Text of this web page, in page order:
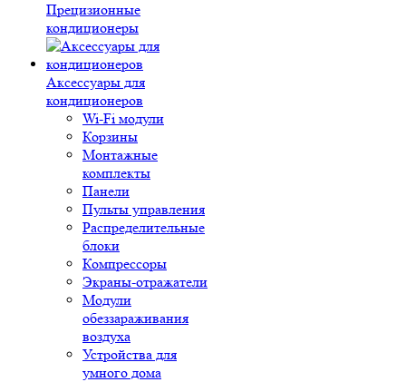
Прецизионные
кондиционеры
Аксессуары для
кондиционеров
Wi-Fi модули
Корзины
Монтажные
комплекты
Панели
Пульты управления
Распределительные
блоки
Компрессоры
Экраны-отражатели
Модули
обеззараживания
воздуха
Устройства для
умного дома